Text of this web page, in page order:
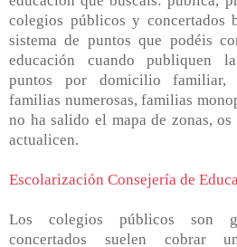
colegios públicos y concertados
sistema de puntos que podéis
educación cuando publiquen
puntos por domicilio
familias numerosas, familias
no ha salido el mapa de zonas,
actualicen.
Escolarización Consejería de
Los colegios públicos son
concertados suelen cobrar